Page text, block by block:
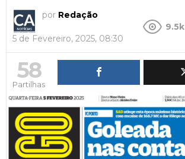
por Redação
5 de Fevereiro, 2025, 08:30
9.5k
58
Partilhas